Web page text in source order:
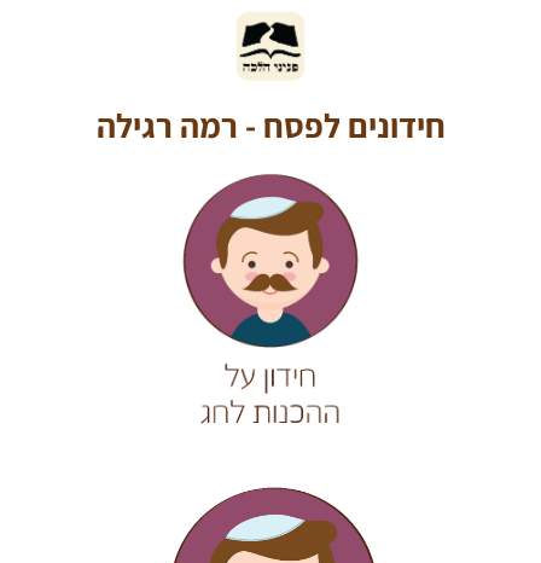
חידונים לפסח - רמה רגילה